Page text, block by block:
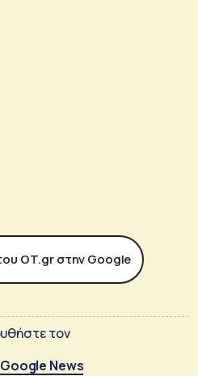
ΟΤ.gr στην Google
τον
Google News